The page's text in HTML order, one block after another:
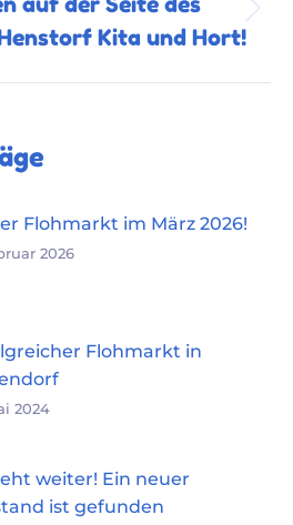
Nächster
Beitrag:Kita und Hort!
Flohmarkt im März 2026!
2026
Flohmarkt in
2024
weiter! Ein neuer
ist gefunden